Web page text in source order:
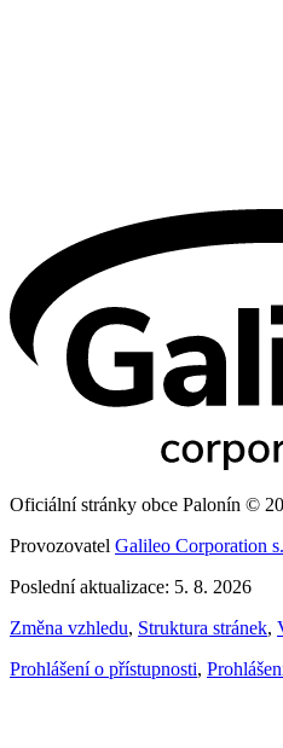
Oficiální stránky obce Palonín ©
Provozovatel Galileo Corporation
Poslední aktualizace: 5. 8. 2026
Změna vzhledu, Struktura stránek,
Prohlášení o přístupnosti,